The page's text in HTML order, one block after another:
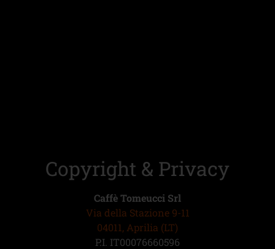
Copyright & Privacy
Caffè Tomeucci Srl
Via della Stazione 9-11
04011, Aprilia (LT)
P.I. IT00076660596